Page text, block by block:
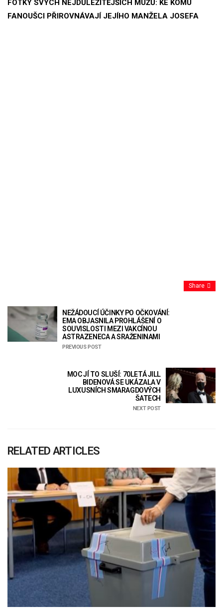
FOTKY SVÝCH NEJDŮLEŽITĚJŠÍCH MUŽŮ: KE KOMU
FANOUŠCI PŘIROVNÁVAJÍ JEJÍHO MANŽELA JOSEFA
Share
NEŽÁDOUCÍ ÚČINKY PO OČKOVÁNÍ:
EMA OBJASNILA PROHLÁŠENÍ O
SOUVISLOSTI MEZI VAKCÍNOU
ASTRAZENECA A SRAŽENINAMI
PREVIOUS POST
MOC JÍ TO SLUŠÍ: 70LETÁ JILL
BIDENOVÁ SE UKÁZALA V
LUXUSNÍCH SMARAGDOVÝCH
ŠATECH
NEXT POST
RELATED ARTICLES